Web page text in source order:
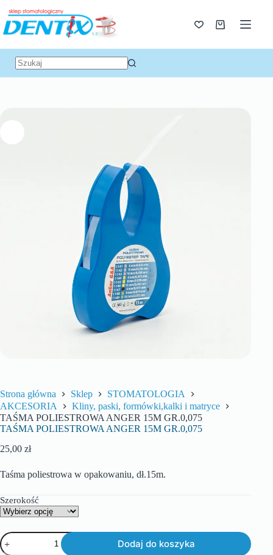
Strona główna Sklep
STOMATOLOGIA
AKCESORIA
Kliny, paski, formówki,kalki i matryce
TAŚMA POLIESTROWA ANGER 15M GR.0,075
TAŚMA POLIESTROWA ANGER 15M GR.0,075
25,00 zł
Taśma poliestrowa w opakowaniu, dł.15m.
Szerokość
Dodaj do koszyka